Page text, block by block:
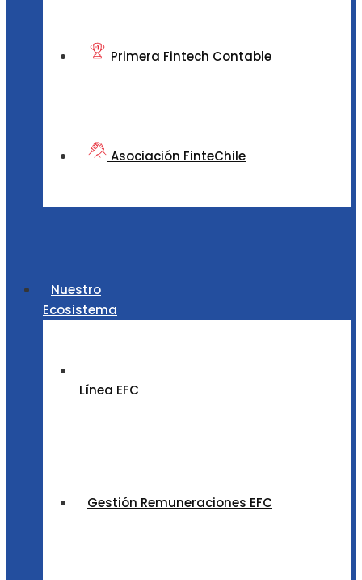
Primera Fintech Contable
Asociación FinteChile
Nuestro
Ecosistema
Línea EFC
Gestión Remuneraciones EFC